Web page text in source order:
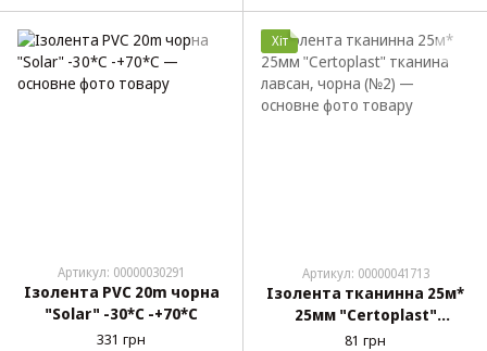
Артикул: 00000030291
Ізолента PVC 20m чорна
"Solar" -30*С -+70*С
331 грн
Хіт
Артикул: 00000041713
Ізолента тканинна 25м*
25мм "Сertoplast"
тканина лавсан, чорна
81 грн